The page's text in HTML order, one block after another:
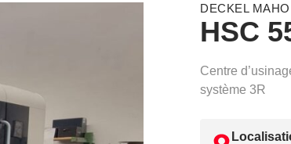
DECKEL MAHO
HSC
Centre
système 3R